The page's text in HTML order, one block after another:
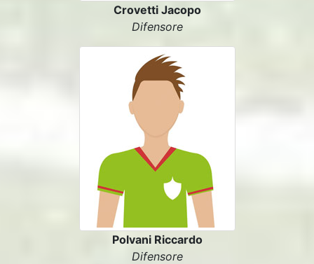
Crovetti Jacopo
Difensore
Polvani Riccardo
Difensore